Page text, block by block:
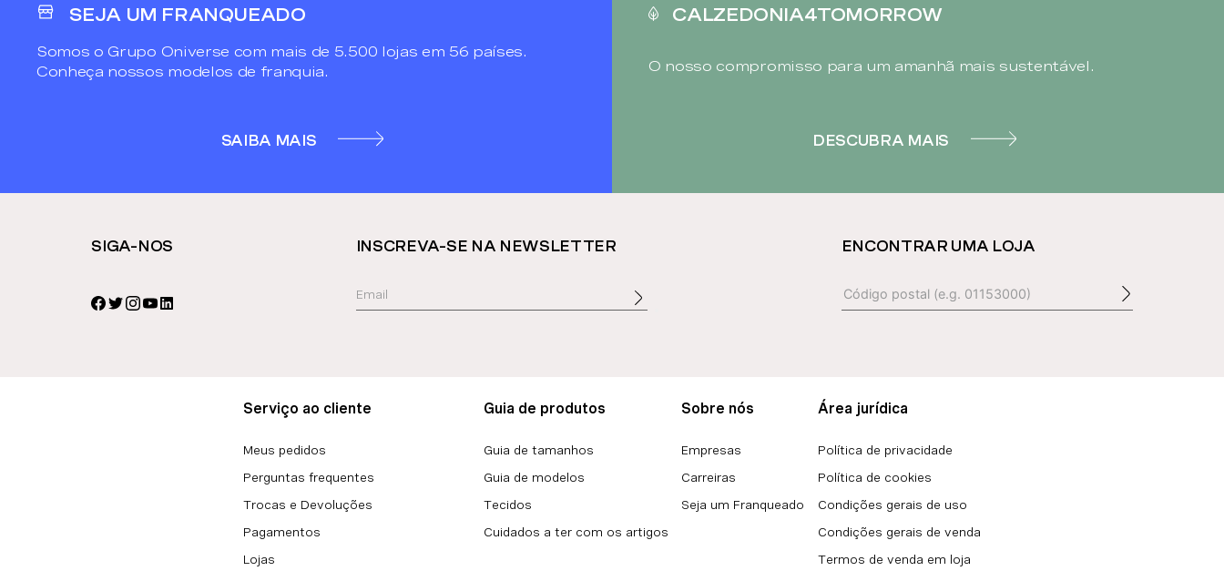
SEJA UM FRANQUEADO
Somos o Grupo Oniverse com mais de 5.500 lojas em 56 países.
Conheça nossos modelos de franquia.
SAIBA MAIS
CALZEDONIA4TOMORROW
O nosso compromisso para um amanhã mais sustentável.
DESCUBRA MAIS
SIGA-NOS INSCREVA-SE NA NEWSLETTER ENCONTRAR UMA LOJA
Serviço ao cliente
Meus pedidos
Perguntas frequentes
Trocas e Devoluções
Pagamentos
Lojas
Guia de produtos
Guia de tamanhos
Guia de modelos
Tecidos
Cuidados a ter com os artigos
Sobre nós
Empresas
Carreiras
Seja um Franqueado
Área jurídica
Política de privacidade
Política de cookies
Condições gerais de uso
Condições gerais de venda
Termos de venda em loja